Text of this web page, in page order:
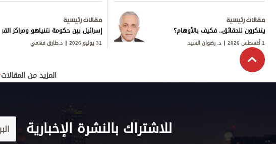
مقالات رئيسية
يتنكرون للحقائق.. فكيف بالأوهام؟
1 أغسطس 2026 د. رضوان السيد
مقالات رئيسية
إسرائيل بين حكومة نتنياهو ومراكز القوى
31 يوليو 2026 د.طارق فهمي
المزيد من المقالات
للاشتراك بالنشرة الإخبارية